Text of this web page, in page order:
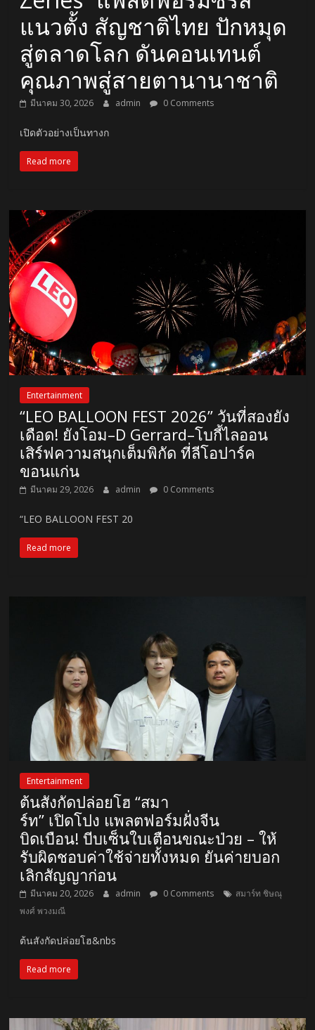
แนวตั้ง สัญชาติไทย ปักหมุด
สู่ตลาดโลก ดันคอนเทนต์
คุณภาพสู่สายตานานาชาติ
มีนาคม 30, 2026 admin 0 Comments
เปิดตัวอย่างเป็นทางก
Read more
Entertainment
“LEO BALLOON FEST 2026” วันที่สองยัง
เดือด! ยังโอม–D Gerrard–โบกี้ไลออน
เสิร์ฟความสนุกเต็มพิกัด ที่ลีโอปาร์ค
ขอนแก่น
มีนาคม 29, 2026 admin 0 Comments
“LEO BALLOON FEST 20
Read more
Entertainment
ต้นสังกัดปล่อยโฮ “สมา
ร์ท” เปิดโปง แพลตฟอร์มฝั่งจีน
บิดเบือน! บีบเซ็นใบเตือนขณะป่วย – ให้
รับผิดชอบค่าใช้จ่ายทั้งหมด ยันค่ายบอก
เลิกสัญญาก่อน
มีนาคม 20, 2026 admin 0 Comments
สมาร์ท ชิษณุ
พงศ์ พวงมณี
ต้นสังกัดปล่อยโฮ&nbs
Read more